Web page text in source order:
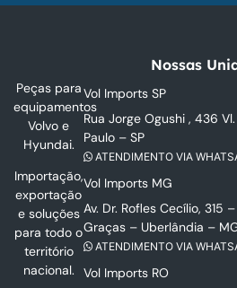
Peças para
equipamentos
Volvo e
Hyundai.
Importação,
exportação
e soluções
para todo o
território
nacional.
Nossas
Vol Imports SP
Rua Jorge Ogushi , 436
Paulo – SP
ATENDIMENTO VIA
Vol Imports MG
Av. Dr. Rofles Cecílio, 315
Graças – Uberlândia –
ATENDIMENTO VIA
Vol Imports RO